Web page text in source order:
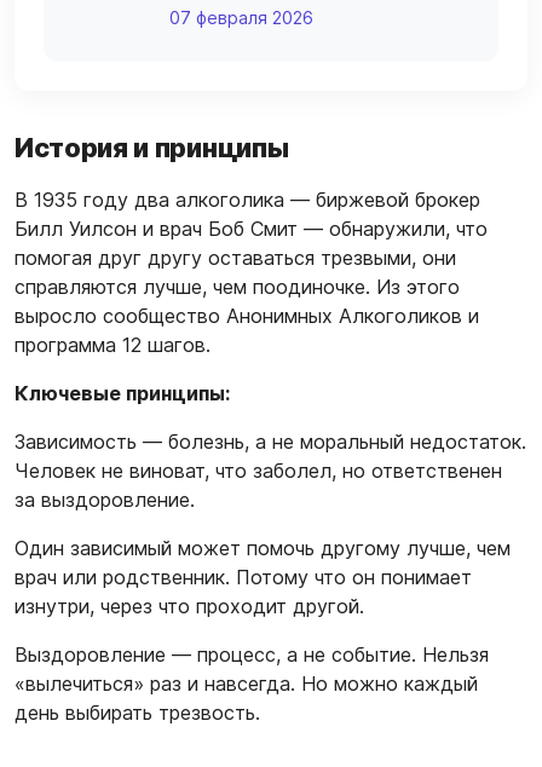
07 февраля 2026
История и принципы
В 1935 году два алкоголика — биржевой брокер
Билл Уилсон и врач Боб Смит — обнаружили, что
помогая друг другу оставаться трезвыми, они
справляются лучше, чем поодиночке. Из этого
выросло сообщество Анонимных Алкоголиков и
программа 12 шагов.
Ключевые принципы:
Зависимость — болезнь, а не моральный недостаток.
Человек не виноват, что заболел, но ответственен
за выздоровление.
Один зависимый может помочь другому лучше, чем
врач или родственник. Потому что он понимает
изнутри, через что проходит другой.
Выздоровление — процесс, а не событие. Нельзя
«вылечиться» раз и навсегда. Но можно каждый
день выбирать трезвость.